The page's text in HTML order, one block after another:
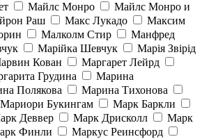
Майлс Монро
Майлс Монро и
Раш Макс Лукадо
Максим
Малколм Стир
Манфред
Марійка Шевчук
Марія Звірід
Кован
Маргарет Лейрд
Грудина
Марина
Полякова
Марина Тихонова
Мариори Букингам
Марк Баркли
Деввер Марк Дрисколл
Марк
Финли
Маркус Реинсфорд